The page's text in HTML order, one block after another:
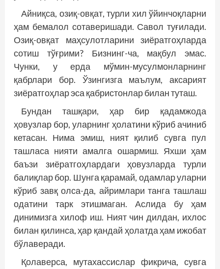
Айниқса, озиқ-овқат, турли хил ўйинчоқларни
ҳам бемалол сотаверишади. Савол туғилади.
Озиқ-овқат маҳсулотларини зиёратгоҳларда
сотиш тўғрими? Бизнинг-ча, мақбул эмас.
Чунки, у ерда мўмин-мусулмонларнинг
қабрлари бор. Ўзингизга маълум, аксарият
зиёратгоҳлар эса қабристонлар билан туташ.
Бундан ташқари, ҳар бир қадамжода
ҳовузлар бор, уларнинг ҳолатини кўриб ачиниб
кетасан. Нима эмиш, ният қилиб сувга пул
ташласа нияти амалга ошармиш. Яхши ҳам
баъзи зиёратгоҳлардаги ҳовузларда турли
балиқлар бор. Шунга қарамай, одамлар уларни
кўриб завқ олса-да, айримлари танга ташлаш
одатини тарк этишмаган. Аслида бу ҳам
динимизга хилоф иш. Ният чин дилдан, ихлос
билан қилинса, ҳар қандай ҳолатда ҳам ижобат
бўлаверади.
Қолаверса, мутахассислар фикрича, сувга